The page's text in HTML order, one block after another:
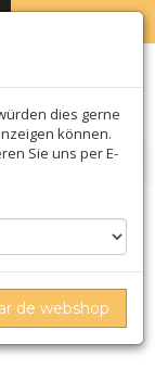
dies gerne
können.
Sie uns per E-
de webshop